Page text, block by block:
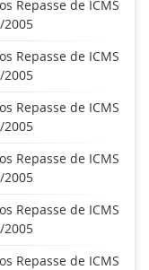
Repasse de ICMS
2005
Repasse de ICMS
2005
Repasse de ICMS
2005
Repasse de ICMS
2005
Repasse de ICMS
2005
Repasse de ICMS